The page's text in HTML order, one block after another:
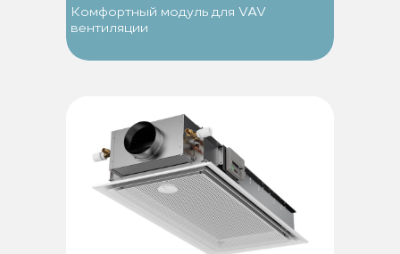
Комфортный модуль для VAV
вентиляции